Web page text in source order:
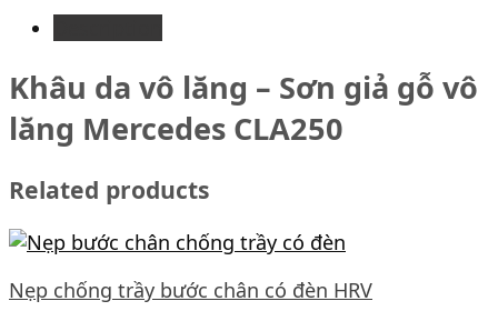
Khâu da vô lăng – Sơn giả gỗ vô
lăng Mercedes CLA250
Related products
Nẹp chống trầy bước chân có đèn HRV